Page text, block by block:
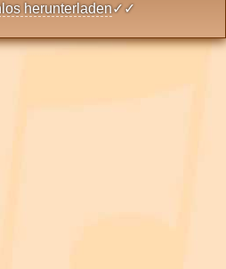
herunterladen✓✓